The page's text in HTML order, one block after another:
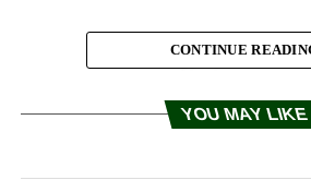
تحت سيطرة روسيا
CONTINUE
YOU MAY LIKE